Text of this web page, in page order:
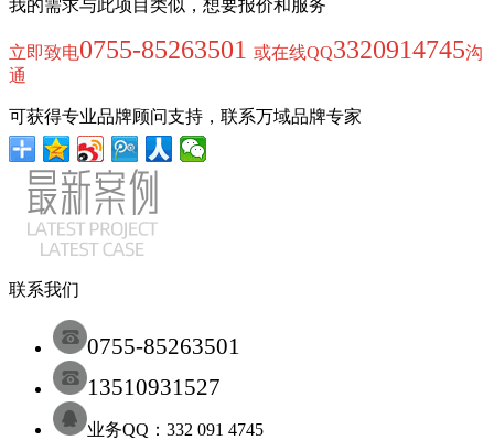
我的需求与此项目类似，想要报价和服务
立即致电0755-85263501 或在线QQ3320914745沟
通
可获得专业品牌顾问支持，联系万域品牌专家
联系我们
0755-85263501
13510931527
业务QQ：332 091 4745